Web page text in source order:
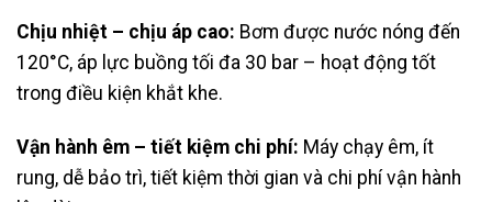
Chịu nhiệt – chịu áp cao: Bơm được nước nóng đến
120°C, áp lực buồng tối đa 30 bar – hoạt động tốt
trong điều kiện khắt khe.
Vận hành êm – tiết kiệm chi phí: Máy chạy êm, ít
rung, dễ bảo trì, tiết kiệm thời gian và chi phí vận hành